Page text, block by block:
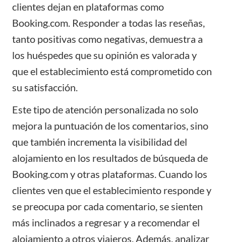
clientes dejan en plataformas como
Booking.com. Responder a todas las reseñas,
tanto positivas como negativas, demuestra a
los huéspedes que su opinión es valorada y
que el establecimiento está comprometido con
su satisfacción.
Este tipo de atención personalizada no solo
mejora la puntuación de los comentarios, sino
que también incrementa la visibilidad del
alojamiento en los resultados de búsqueda de
Booking.com y otras plataformas. Cuando los
clientes ven que el establecimiento responde y
se preocupa por cada comentario, se sienten
más inclinados a regresar y a recomendar el
alojamiento a otros viajeros. Además, analizar